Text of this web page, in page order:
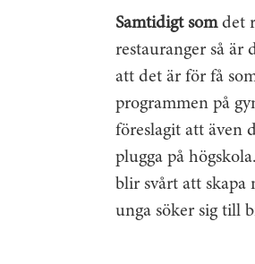
Samtidigt somdet
restauranger så är
att det är för få
programmen på
föreslagit att även
plugga på
blir svårt att
unga söker sig till